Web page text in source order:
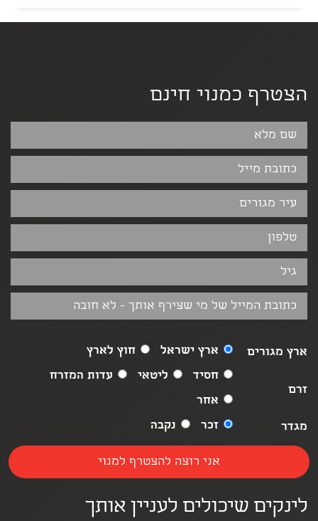
הצטרף כמנוי חינם
ארץ מגורים ארץ ישראל חוץ לארץ
זרם
חסיד ליטאי
עדות המזרח
אחר
מגדר
זכר נקבה
לינקים שיכולים לעניין אותך